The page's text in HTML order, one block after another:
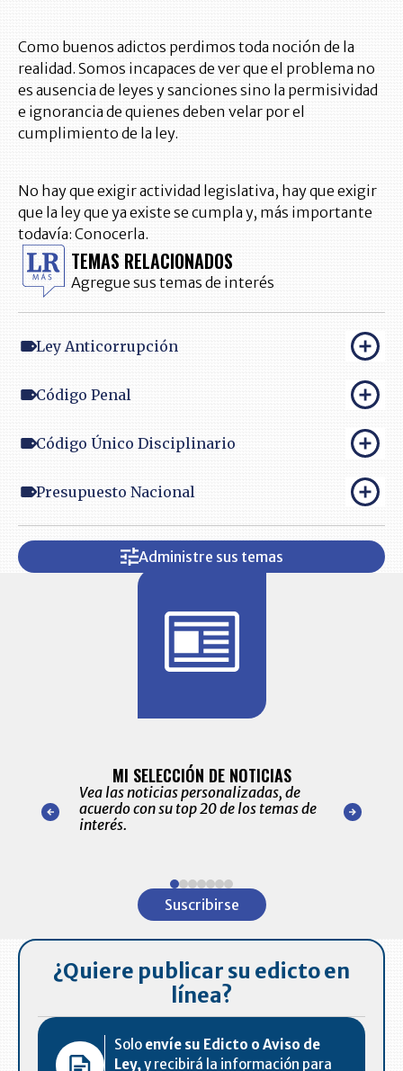
Como buenos adictos perdimos toda noción de la
realidad. Somos incapaces de ver que el problema no
es ausencia de leyes y sanciones sino la permisividad
e ignorancia de quienes deben velar por el
cumplimiento de la ley.
No hay que exigir actividad legislativa, hay que exigir
que la ley que ya existe se cumpla y, más importante
todavía: Conocerla.
TEMAS RELACIONADOS
Agregue sus temas de interés
Ley Anticorrupción
Código Penal
Código Único Disciplinario
Presupuesto Nacional
Administre sus temas
nuestro
para
MI SELECCIÓN DE NOTICIAS
Vea las noticias personalizadas, de
acuerdo con su top 20 de los temas de
interés.
de las
Suscribirse
¿Quiere publicar su edicto en
línea?
Solo envíe su Edicto o Aviso de
Ley,y recibirá la información para